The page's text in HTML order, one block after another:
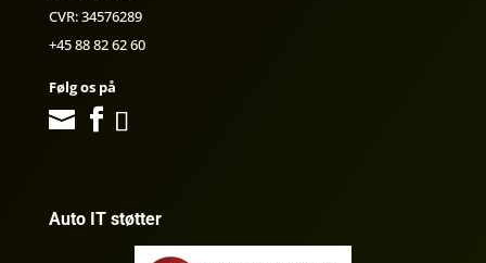
CVR: 34576289
+45 88 82 62 60
Følg os på
Auto IT støtter